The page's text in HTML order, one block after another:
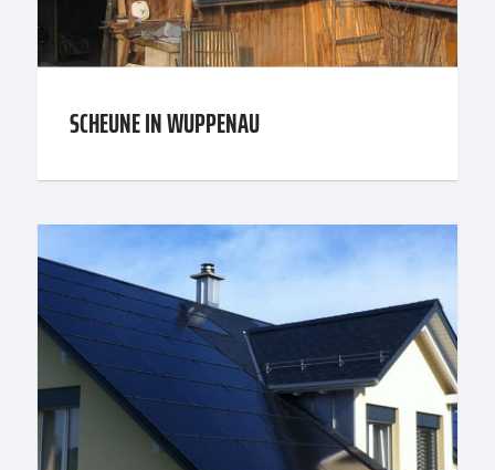
SCHEUNE IN WUPPENAU